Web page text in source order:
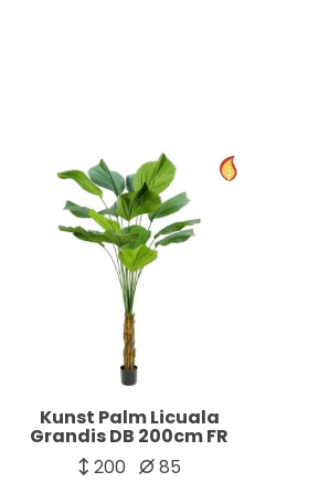
Kunst Palm Licuala
Grandis DB 200cm FR
200
85